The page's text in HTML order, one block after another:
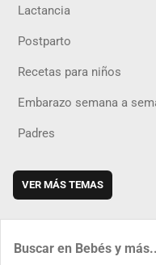
Lactancia
Postparto
Recetas para niños
Embarazo semana a
Padres
VER MÁS TEMAS